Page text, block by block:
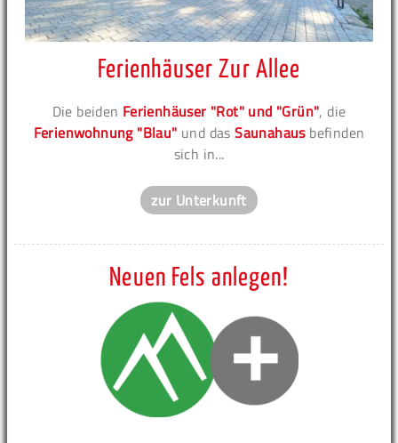
Ferienhäuser Zur Allee
Die beiden Ferienhäuser "Rot" und "Grün", die
Ferienwohnung "Blau" und dasSaunahausbefinden
sich in...
zur Unterkunft
Neuen Fels anlegen!